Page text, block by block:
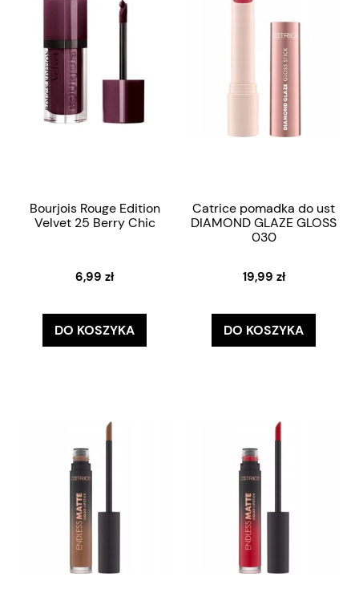
Bourjois Rouge Edition
Velvet 25 Berry Chic
6,99 zł
DO KOSZYKA
Catrice pomadka do ust
DIAMOND GLAZE GLOSS
030
19,99 zł
DO KOSZYKA